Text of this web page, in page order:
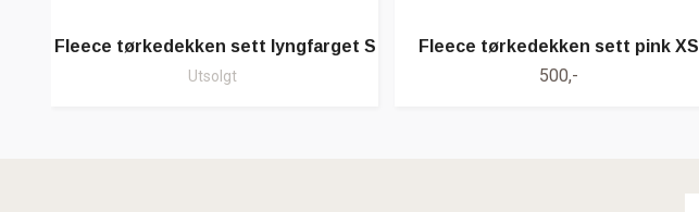
Fleece tørkedekken sett lyngfarget S
Utsolgt
Fleece tørkedekken sett pink XS
500,-